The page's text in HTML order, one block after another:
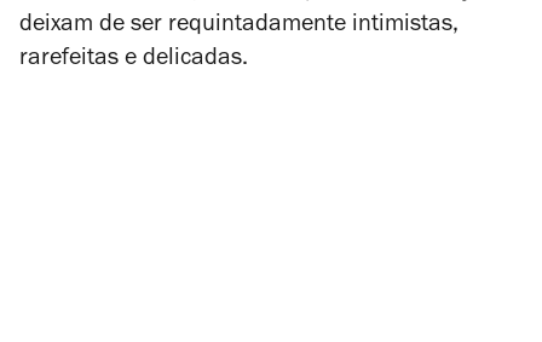
deixam de ser requintadamente intimistas,
rarefeitas e delicadas.